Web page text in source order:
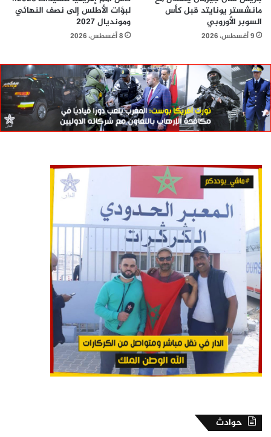
مانشستر يونايتد قبل كأس
السوبر الأوروبي
9 أغسطس، 2026
لبؤات الأطلس إلى نصف النهائي
ومونديال 2027
8 أغسطس، 2026
حوادث